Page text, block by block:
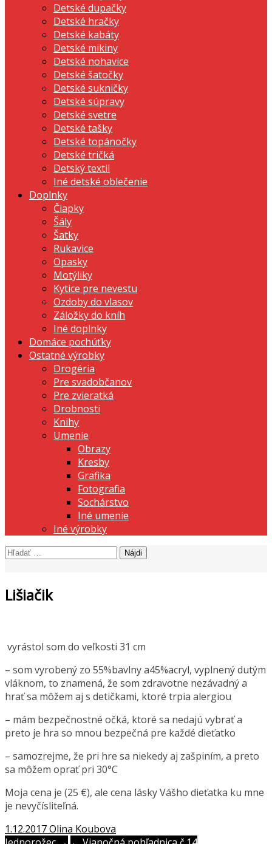
Detské dupačky
Detské hračky
Detské kabáty
Detské mikiny
Detské nohavice
Detské šatočky
Detské sukničky
Detské súpravy
Detské svetre
Detské tašky
Detské topánočky
Detské tričká
Detský textil
Iné detské oblečenie
Doplnky
Čiapky
Šály
Šatky
Rukavice
Opasky
Motýliky
Kytice pre nevestu
Ozdoby do vlasov
Záložky do kníh
Iné doplnky
Domáce pochúťky
Ostatné výrobky
Drogéria
Pre svadobčanov
Pre zvieratká
Drobnosti
Knihy
Umenie
Obrazy
Kresby
Grafika
Fotografia
Sochárstvo
Iné umenie
Iné výrobky
Hľadať:
Lišiačik
vyrástol som do veľkosti 31 cm
– som vyrobený zo 55%bavlny a45%acryl, vyplnený dutým
vláknom, to znamená, že som zdravotne nezávadný a
hrať sa môžem aj s detičkami, ktoré trpia alergiou
– mám bezpečnostné očká, ktoré sa nedajú vybrať a
preto je hra so mnou bezpečná pre každé dieťatko
– samozrejme, že pri hre sa niekedy aj zašpiním, a preto
sa môžem oprať pri 30°C
Moja cena je (25 €), ale cena lásky Vášho dieťatka ku mne
je nevyčísliteľná.
1.12.2017Olina Koubova